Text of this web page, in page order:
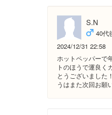
S.N
40代
2024/12/31 22:58
ホットペッパーで
トのほうで運良く
とうございました
うはまた次回お願